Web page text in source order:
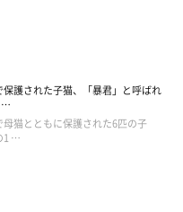
護された子猫、「暴君」と呼ばれ
…
猫とともに保護された6匹の子
1 …